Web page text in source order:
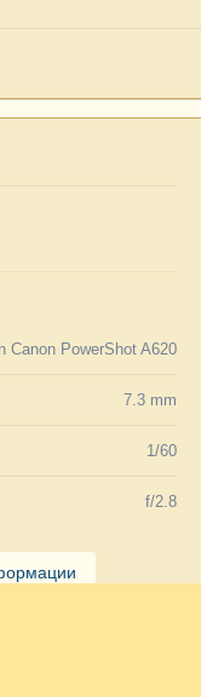
Canon PowerShot A620
7.3 mm
1/60
f/2.8